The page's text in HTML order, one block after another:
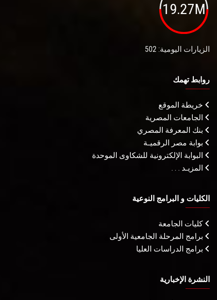
19.27M
الزيارات اليومية: 502
روابط تهمك
خريطة الموقع
الجامعات المصرية
بنك المعرفة المصري
بوابة مصر الرقميـة
البوابة الإلكترونية للشكاوى الموحدة
المزيـد . . .
الكليات و البرامج النوعية
كليات الجامعة
برامج المرحلة الجامعية الأولى
برامج الدراسات العليا
النشرة الإخبارية